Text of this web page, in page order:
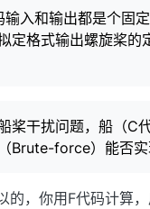
输入和输出都是个固
定格式输出螺旋桨的
桨干扰问题，船（C
Brute-force）能否实
的，你用F代码计算